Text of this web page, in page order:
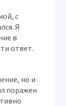
с
Я
в
ответ.
но и
поражен